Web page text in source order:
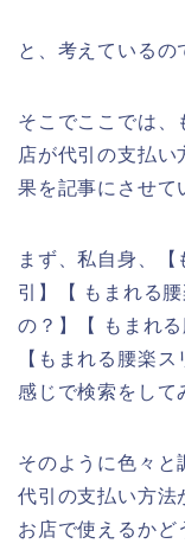
と、考えているの
そこでここでは、
店が代引の支払
果を記事にさせて
まず、私自身、
引】【 もまれる
の？】【 もまれ
【もまれる腰楽
感じで検索をして
そのように色々と
代引の支払い方法
お店で使えるかど